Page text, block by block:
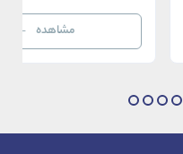
می‌رسند. امینونو از دوران بیزانس
مشاهده